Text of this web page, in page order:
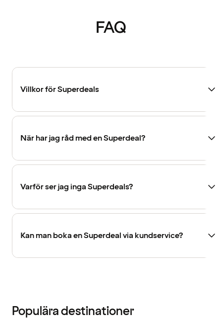
FAQ
Villkor för Superdeals
När har jag råd med en Superdeal?
Varför ser jag inga Superdeals?
Kan man boka en Superdeal via kundservice?
Populära destinationer